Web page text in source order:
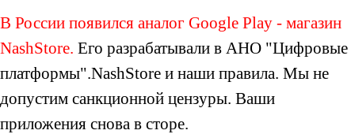
В России появился аналог Google Play - магазин
NashStore. Его разрабатывали в АНО "Цифровые
платформы".NashStore и наши правила. Мы не
допустим санкционной цензуры. Ваши
приложения снова в сторе.